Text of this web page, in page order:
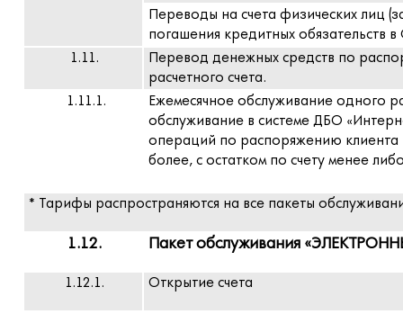
Переводы на счета физических лиц
погашения кредитных
1.11.
Перевод денежных средств по
расчетного счета.
1.11.1.
Ежемесячное обслуживание одного
обслуживание в системе ДБО
операций по распоряжению клиента
более, с остатком по счету менее
* Тарифы распространяются на все пакеты
1.12. Пакет обслуживания
1.12.1. Открытие счета